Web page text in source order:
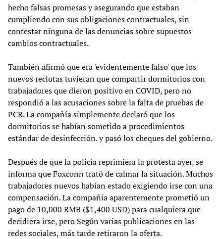
hecho falsas promesas y asegurando que estaban
cumpliendo con sus obligaciones contractuales, sin
contestar ninguna de las denuncias sobre supuestos
cambios contractuales.
También afirmó que era 'evidentemente falso' que los
nuevos reclutas tuvieran que compartir dormitorios con
trabajadores que dieron positivo en COVID, pero no
respondió a las acusaciones sobre la falta de pruebas de
PCR. La compañía simplemente declaró que los
dormitorios se habían sometido a procedimientos
estándar de desinfección. y pasó los cheques del gobierno.
Después de que la policía reprimiera la protesta ayer, se
informa que Foxconn trató de calmar la situación. Muchos
trabajadores nuevos habían estado exigiendo irse con una
compensación. La compañía aparentemente prometió un
pago de 10,000 RMB ($1,400 USD) para cualquiera que
decidiera irse, pero Según varias publicaciones en las
redes sociales, más tarde retiraron la oferta.